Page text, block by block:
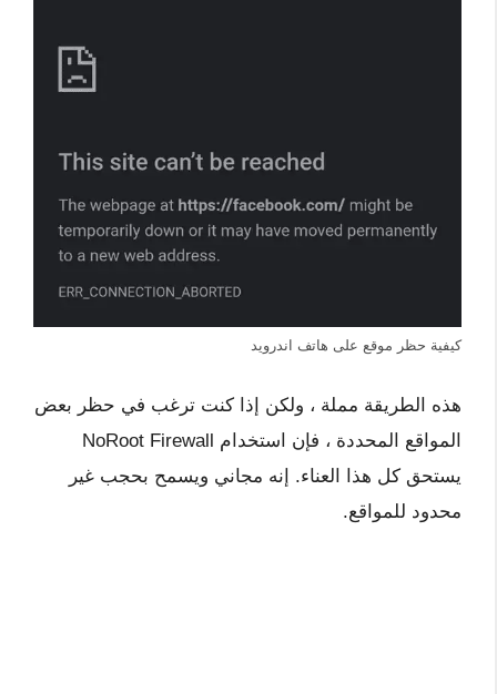
كيفية حظر موقع على هاتف اندرويد
هذه الطريقة مملة ، ولكن إذا كنت ترغب في حظر بعض
المواقع المحددة ، فإن استخدام NoRoot Firewall
يستحق كل هذا العناء. إنه مجاني ويسمح بحجب غير
محدود للمواقع.